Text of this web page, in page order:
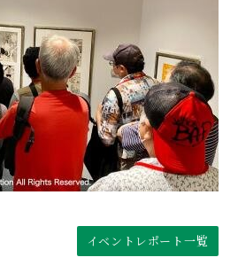
イベントレポート一覧